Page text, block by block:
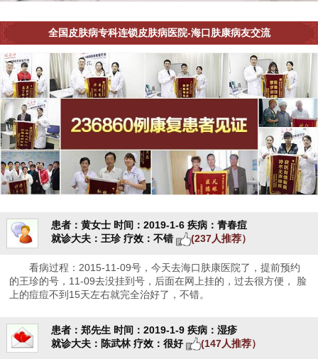
全国皮肤病专科连锁皮肤病医院-海口肤康病友交流
患者：黄女士 时间：2019-1-6 疾病：青春痘
就诊大夫：王珍 疗效：不错 (237人推荐）
看病过程：2015-11-09号，今天去海口肤康医院了，提前预约
的王珍的号，11-09去没挂到号，后面在网上挂的，过去很方便， 脸
上的痘痘不到15天左右就完全治好了，不错。
患者：郑先生 时间：2019-1-9 疾病：湿疹
就诊大夫：陈武林 疗效：很好 (147人推荐）